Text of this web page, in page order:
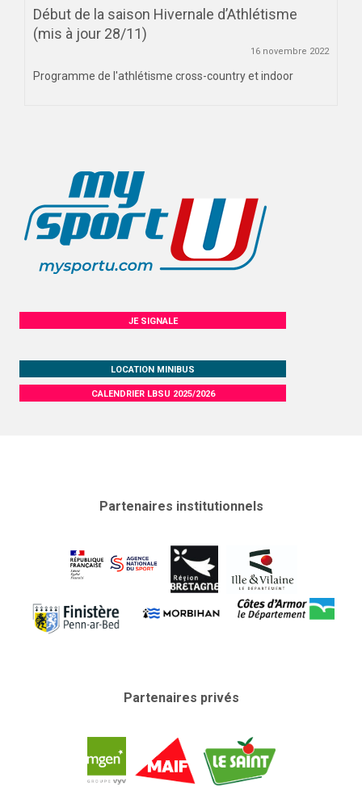
Début de la saison Hivernale d’Athlétisme
(mis à jour 28/11)
16 novembre 2022
Programme de l'athlétisme cross-country et indoor
JE SIGNALE
LOCATION MINIBUS
CALENDRIER LBSU 2025/2026
Partenaires institutionnels
Partenaires privés